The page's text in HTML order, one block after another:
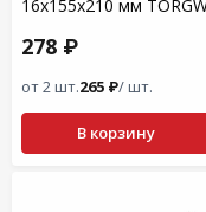
16x155x210 мм
278 ₽
от 2 шт.265 ₽/ шт.
В корзину